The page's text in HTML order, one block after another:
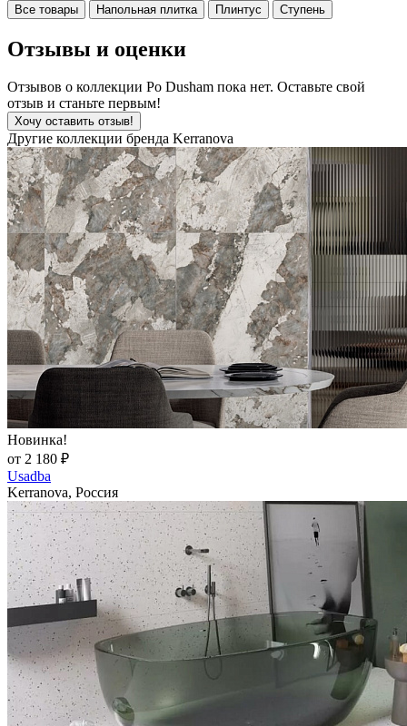
Все товары Напольная плитка Плинтус Ступень
Отзывы и оценки
Отзывов о коллекции Po Dusham пока нет. Оставьте свой
отзыв и станьте первым!
Хочу оставить отзыв!
Другие коллекции бренда Kerranova
Новинка!
от 2 180 ₽
Usadba
Kerranova, Россия